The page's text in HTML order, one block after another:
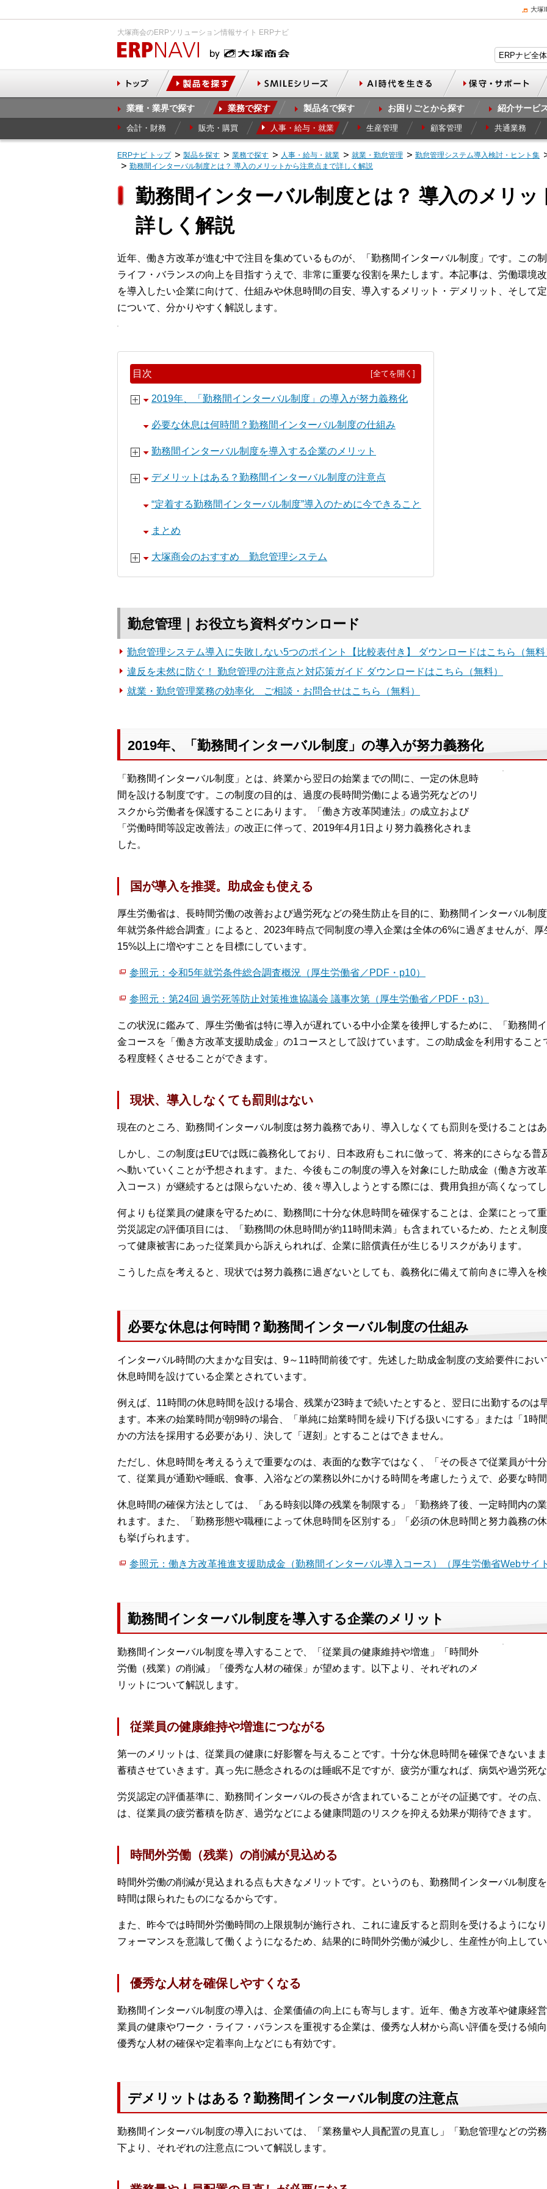
大塚
大塚商会のERPソリューション情報サイト ERPナビ
業種・業界で探す 業務で探す 製品名で探す お困りごとから探す 紹介サービ
会計・財務 販売・購買 人事・給与・就業 生産管理 顧客管理 共通業務
ERPナビ トップ 製品を探す 業務で探す 人事・給与・就業 就業・勤怠管理
勤怠管理システム導入検討・ヒント集
勤務間インターバル制度とは？ 導入のメリットから注意点まで詳しく解説
勤務間インターバル制度とは？ 導入のメリッ
詳しく解説
近年、働き方改革が進む中で注目を集めているものが、「勤務間インターバル制度」です。この
ライフ・バランスの向上を目指すうえで、非常に重要な役割を果たします。本記事は、労働環境
を導入したい企業に向けて、仕組みや休息時間の目安、導入するメリット・デメリット、そして
について、分かりやすく解説します。
目次 [全てを開く]
2019年、「勤務間インターバル制度」の導入が努力義務化
必要な休息は何時間？勤務間インターバル制度の仕組み
勤務間インターバル制度を導入する企業のメリット
デメリットはある？勤務間インターバル制度の注意点
“定着する勤務間インターバル制度”導入のために今できること
まとめ
大塚商会のおすすめ 勤怠管理システム
勤怠管理｜お役立ち資料ダウンロード
勤怠管理システム導入に失敗しない5つのポイント【比較表付き】 ダウンロードはこちら（無料
違反を未然に防ぐ！ 勤怠管理の注意点と対応策ガイド ダウンロードはこちら（無料）
就業・勤怠管理業務の効率化 ご相談・お問合せはこちら（無料）
2019年、「勤務間インターバル制度」の導入が努力義務化
「勤務間インターバル制度」とは、終業から翌日の始業までの間に、一定の休息時
間を設ける制度です。この制度の目的は、過度の長時間労働による過労死などのリ
スクから労働者を保護することにあります。「働き方改革関連法」の成立および
「労働時間等設定改善法」の改正に伴って、2019年4月1日より努力義務化されま
した。
国が導入を推奨。助成金も使える
厚生労働省は、長時間労働の改善および過労死などの発生防止を目的に、勤務間インターバル制
年就労条件総合調査」によると、2023年時点で同制度の導入企業は全体の6%に過ぎませんが、
15%以上に増やすことを目標にしています。
参照元：令和5年就労条件総合調査概況（厚生労働省／PDF・p10）
参照元：第24回 過労死等防止対策推進協議会 議事次第（厚生労働省／PDF・p3）
この状況に鑑みて、厚生労働省は特に導入が遅れている中小企業を後押しするために、「勤務間
金コースを「働き方改革支援助成金」の1コースとして設けています。この助成金を利用するこ
る程度軽くさせることができます。
現状、導入しなくても罰則はない
現在のところ、勤務間インターバル制度は努力義務であり、導入しなくても罰則を受けることは
しかし、この制度はEUでは既に義務化しており、日本政府もこれに倣って、将来的にさらなる
へ動いていくことが予想されます。また、今後もこの制度の導入を対象にした助成金（働き方改
入コース）が継続するとは限らないため、後々導入しようとする際には、費用負担が高くなって
何よりも従業員の健康を守るために、勤務間に十分な休息時間を確保することは、企業にとって
労災認定の評価項目には、「勤務間の休息時間が約11時間未満」も含まれているため、たとえ制
って健康被害にあった従業員から訴えられれば、企業に賠償責任が生じるリスクがあります。
こうした点を考えると、現状では努力義務に過ぎないとしても、義務化に備えて前向きに導入を
必要な休息は何時間？勤務間インターバル制度の仕組み
インターバル時間の大まかな目安は、9～11時間前後です。先述した助成金制度の支給要件にお
休息時間を設けている企業とされています。
例えば、11時間の休息時間を設ける場合、残業が23時まで続いたとすると、翌日に出勤するのは
ます。本来の始業時間が朝9時の場合、「単純に始業時間を繰り下げる扱いにする」または「1時
かの方法を採用する必要があり、決して「遅刻」とすることはできません。
ただし、休息時間を考えるうえで重要なのは、表面的な数字ではなく、「その長さで従業員が十
て、従業員が通勤や睡眠、食事、入浴などの業務以外にかける時間を考慮したうえで、必要な時
休息時間の確保方法としては、「ある時刻以降の残業を制限する」「勤務終了後、一定時間内の
れます。また、「勤務形態や職種によって休息時間を区別する」「必須の休息時間と努力義務の
も挙げられます。
参照元：働き方改革推進支援助成金（勤務間インターバル導入コース）（厚生労働省Webサイ
勤務間インターバル制度を導入する企業のメリット
勤務間インターバル制度を導入することで、「従業員の健康維持や増進」「時間外
労働（残業）の削減」「優秀な人材の確保」が望めます。以下より、それぞれのメ
リットについて解説します。
従業員の健康維持や増進につながる
第一のメリットは、従業員の健康に好影響を与えることです。十分な休息時間を確保できないま
蓄積させていきます。真っ先に懸念されるのは睡眠不足ですが、疲労が重なれば、病気や過労死
労災認定の評価基準に、勤務間インターバルの長さが含まれていることがその証拠です。その点
は、従業員の疲労蓄積を防ぎ、過労などによる健康問題のリスクを抑える効果が期待できます。
時間外労働（残業）の削減が見込める
時間外労働の削減が見込まれる点も大きなメリットです。というのも、勤務間インターバル制度
時間は限られたものになるからです。
また、昨今では時間外労働時間の上限規制が施行され、これに違反すると罰則を受けるようにな
フォーマンスを意識して働くようになるため、結果的に時間外労働が減少し、生産性が向上して
優秀な人材を確保しやすくなる
勤務間インターバル制度の導入は、企業価値の向上にも寄与します。近年、働き方改革や健康経
業員の健康やワーク・ライフ・バランスを重視する企業は、優秀な人材から高い評価を受ける傾
優秀な人材の確保や定着率向上などにも有効です。
デメリットはある？勤務間インターバル制度の注意点
勤務間インターバル制度の導入においては、「業務量や人員配置の見直し」「勤怠管理などの労
下より、それぞれの注意点について解説します。